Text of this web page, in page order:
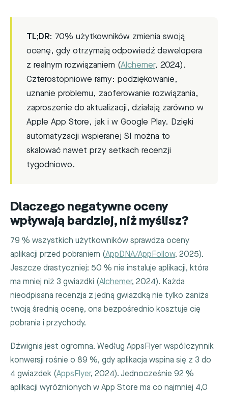
TL;DR: 70% użytkowników zmienia swoją
ocenę, gdy otrzymają odpowiedź dewelopera
z realnym rozwiązaniem (Alchemer, 2024).
Czterostopniowe ramy: podziękowanie,
uznanie problemu, zaoferowanie rozwiązania,
zaproszenie do aktualizacji, działają zarówno w
Apple App Store, jak i w Google Play. Dzięki
automatyzacji wspieranej SI można to
skalować nawet przy setkach recenzji
tygodniowo.
Dlaczego negatywne oceny
wpływają bardziej, niż myślisz?
79 % wszystkich użytkowników sprawdza oceny
aplikacji przed pobraniem (AppDNA/AppFollow, 2025).
Jeszcze drastyczniej: 50 % nie instaluje aplikacji, która
ma mniej niż 3 gwiazdki (Alchemer, 2024). Każda
nieodpisana recenzja z jedną gwiazdką nie tylko zaniża
twoją średnią ocenę, ona bezpośrednio kosztuje cię
pobrania i przychody.
Dźwignia jest ogromna. Według AppsFlyer współczynnik
konwersji rośnie o 89 %, gdy aplikacja wspina się z 3 do
4 gwiazdek (AppsFlyer, 2024). Jednocześnie 92 %
aplikacji wyróżnionych w App Store ma co najmniej 4,0